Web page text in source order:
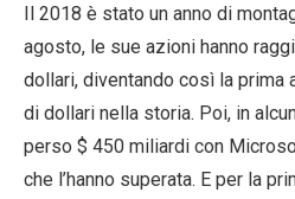
Il 2018 è stato un anno di
agosto, le sue azioni hanno
dollari, diventando così la prima
di dollari nella storia. Poi, in
perso $ 450 miliardi con
che l’hanno superata. E per la